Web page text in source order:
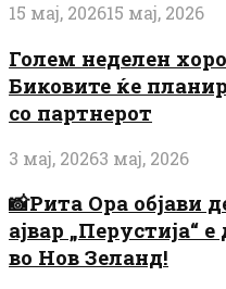
15 мај, 202615 мај, 2026
Голем неделен
Биковите ќе
со партнерот
3 мај, 20263 мај, 2026
📸Рита Ора објави
ајвар „Перустија“
во Нов Зеланд!